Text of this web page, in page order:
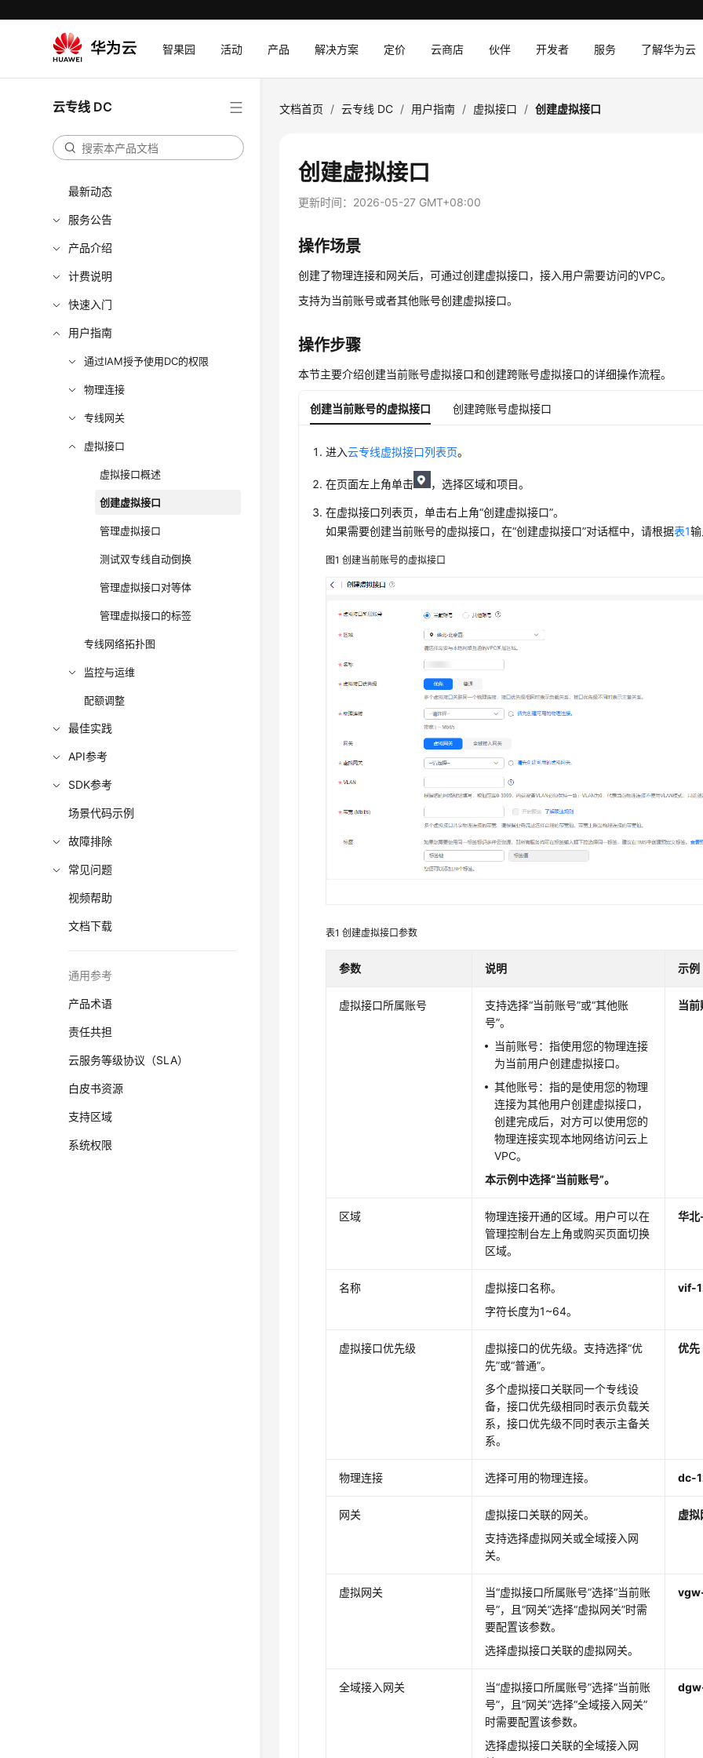
智果园 活动 产品 解决方案 定价 云商店 伙伴 开发者 服务 了解华为云
云专线 DC
最新动态
服务公告
产品介绍
计费说明
快速入门
用户指南
通过IAM授予使用DC的权限
物理连接
专线网关
虚拟接口
虚拟接口概述
创建虚拟接口
管理虚拟接口
测试双专线自动倒换
管理虚拟接口对等体
管理虚拟接口的标签
专线网络拓扑图
监控与运维
配额调整
最佳实践
API参考
SDK参考
场景代码示例
故障排除
常见问题
视频帮助
文档下载
通用参考
产品术语
责任共担
云服务等级协议（SLA）
白皮书资源
支持区域
系统权限
文档首页 / 云专线 DC / 用户指南 / 虚拟接口 / 创建虚拟接口
创建虚拟接口
更新时间： 2026-05-27 GMT+08:00
操作场景
创建了物理连接和网关后，可通过创建虚拟接口，接入用户需要访问的VPC。
支持为当前账号或者其他账号创建虚拟接口。
操作步骤
本节主要介绍创建当前账号虚拟接口和创建跨账号虚拟接口的详细操作流程。
创建当前账号的虚拟接口 创建跨账号虚拟接口
进入云专线虚拟接口列表页。
在页面左上角单击 ，选择区域和项目。
在虚拟接口列表页，单击右上角“创建虚拟接口”。
如果需要创建当前账号的虚拟接口，在“创建虚拟接口”对话框中，请根据表1
图1创建当前账号的虚拟接口
表1创建虚拟接口参数
参数 说明 示例
虚拟接口所属账号
支持选择“当前账号”或“其他账
号”。
当前账号：指使用您的物理连接
为当前用户创建虚拟接口。
其他账号：指的是使用您的物理
连接为其他用户创建虚拟接口，
创建完成后，对方可以使用您的
物理连接实现本地网络访问云上
VPC。
本示例中选择“当前账号”。
当前
区域
物理连接开通的区域。用户可以在
管理控制台左上角或购买页面切换
区域。
华
名称
虚拟接口名称。
字符长度为1~64。
vif-
虚拟接口优先级
虚拟接口的优先级。支持选择“优
先”或“普通”。
多个虚拟接口关联同一个专线设
备，接口优先级相同时表示负载关
系，接口优先级不同时表示主备关
系。
优先
物理连接 选择可用的物理连接。 dc-
网关
虚拟接口关联的网关。
支持选择虚拟网关或全域接入网
关。
虚拟
虚拟网关
当“虚拟接口所属账号”选择“当前账
号”，且“网关”选择“虚拟网关”时需
要配置该参数。
选择虚拟接口关联的虚拟网关。
全域接入网关
当“虚拟接口所属账号”选择“当前账
号”，且“网关”选择“全域接入网关”
时需要配置该参数。
选择虚拟接口关联的全域接入网